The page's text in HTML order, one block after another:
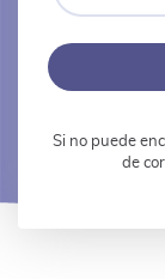
correo
electrónico
Si no puede
de